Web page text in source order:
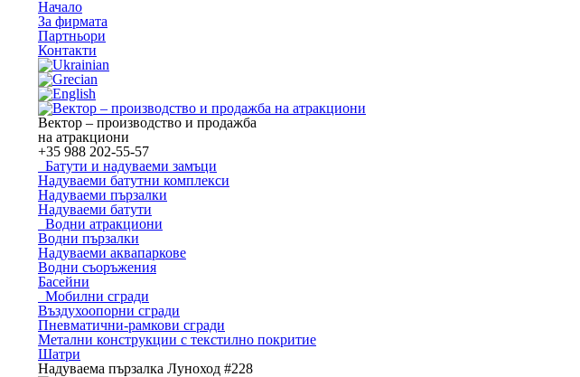
Начало
За фирмата
Партньори
Контакти
Вектор – производство и продажба
на атракциони
+35 988 202-55-57
Батути и надуваеми замъци
Надуваеми батутни комплекси
Надуваеми пързалки
Надуваеми батути
Водни атракциони
Водни пързалки
Надуваеми аквапаркове
Водни съоръжения
Басейни
Мобилни сгради
Въздухоопорни сгради
Пневматични-рамкови сгради
Метални конструкции с текстилно покритие
Шатри
Надуваема пързалка Луноход #228